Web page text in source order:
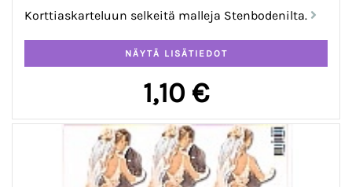
Korttiaskarteluun selkeitä malleja Stenbodenilta.
1,10 €